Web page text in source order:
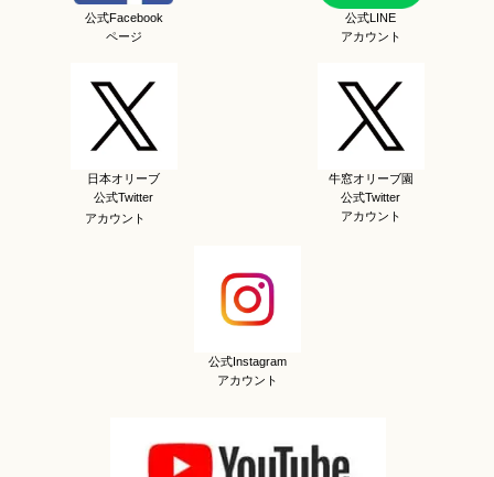
公式Facebook
ページ
公式LINE
アカウント
日本オリーブ
公式Twitter
アカウント
牛窓オリーブ園
公式Twitter
アカウント
公式Instagram
アカウント